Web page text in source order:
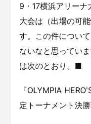
9・17横浜アリー
大会は（出場の可
す。この件につい
ないなと思ってい
は次のとおり。■
『OLYMPIA
定トーナメント決